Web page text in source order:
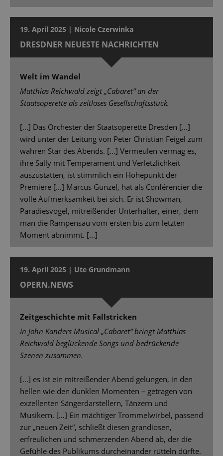
19. April 2025 | Nicole Czerwinka
DRESDNER NEUESTE NACHRICHTEN
Welt im Wandel
Matthias Reichwald zeigt „Cabaret“ an der
Staatsoperette als zeitloses Gesellschaftsstück.
[...] Das Orchester der Staatsoperette Dresden [...]
wird unter der Leitung von Peter Christian Feigel zum
wahren Star des Abends. [...] Vermeulen vermag es,
ihre Sally mit Temperament und Verletzlichkeit
auszustatten, ist stimmlich ein Höhepunkt der
Premiere [...] Marcus Günzel, hat als Conférencier die
volle Aufmerksamkeit bei sich. Er ist Showman,
Paradiesvogel, mitreißender Unterhalter, einer, dem
man die Rampensau vom ersten bis zum letzten
Moment abnimmt. [...]
19. April 2025 | Ute Grundmann
OPERN.NEWS
Zeitgeschichte mit Fallstricken
In John Kanders Musical „Cabaret“ bringt Matthias
Reichwald beglückende Songs und bedrückende
Szenen zusammen.
[…] es ist ein mitreißender Abend gelungen, in den
hellen wie den dunklen Momenten – getragen von
exzellenten Sängerdarstellern, Tänzern und
Musikern. […] Ein mächtiger Trommelwirbel, passend
zur „neuen Zeit“, schließt diesen grandiosen,
erfreulichen und schmerzenden Abend ab, der die
Gefühle des Publikums durcheinander rütteln dürfte.